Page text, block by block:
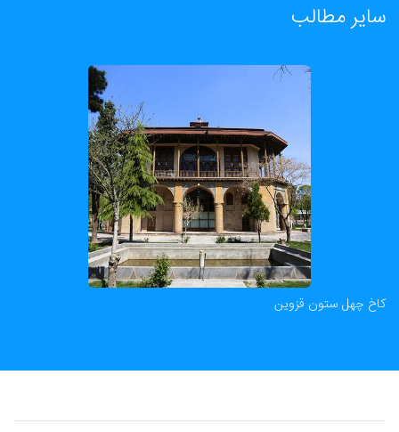
سایر مطالب
کاخ چهل ستون قزوین